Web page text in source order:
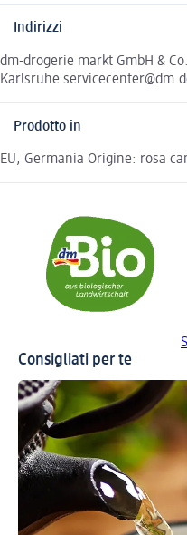
Indirizzi
dm-drogerie markt GmbH &
Karlsruhe
Prodotto in
EU, Germania Origine: rosa
Consigliati per te